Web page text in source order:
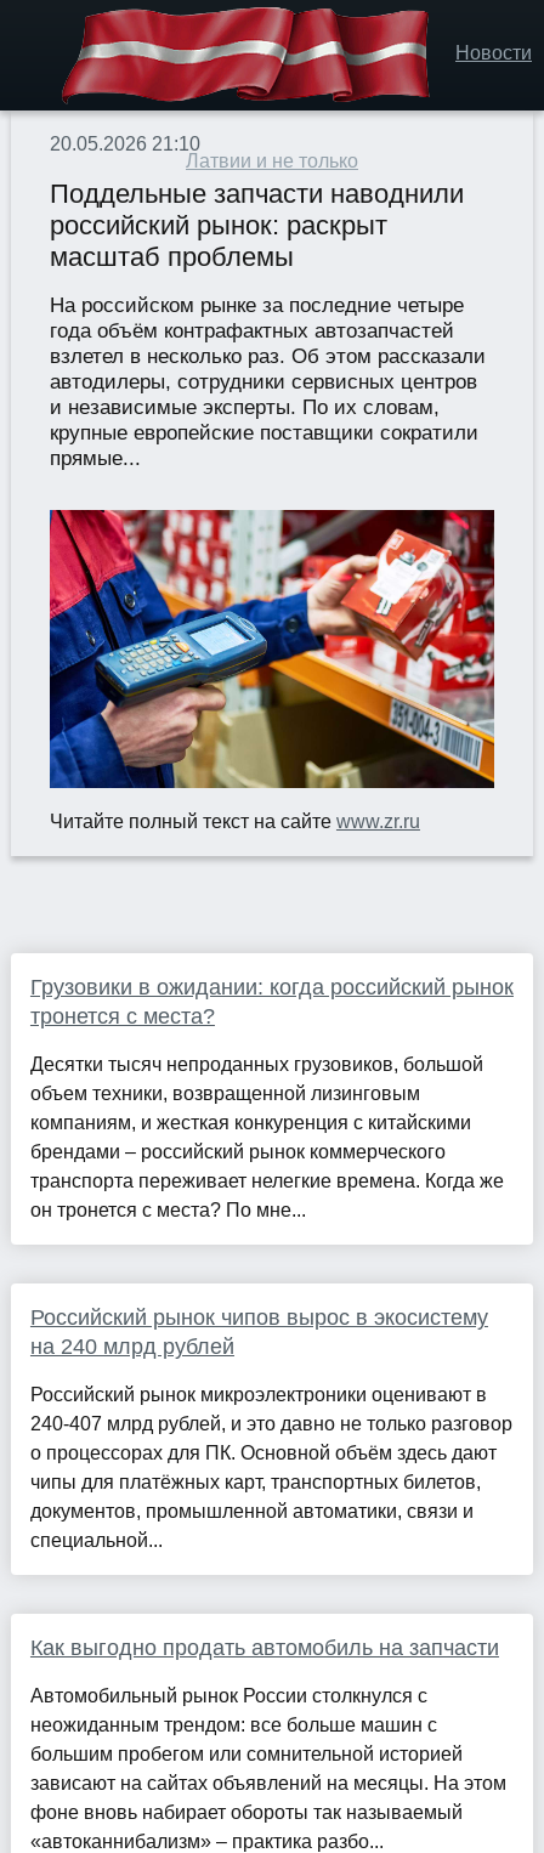
Новости
Латвии и не только
20.05.2026 21:10
Поддельные запчасти наводнили
российский рынок: раскрыт
масштаб проблемы
На российском рынке за последние четыре
года объём контрафактных автозапчастей
взлетел в несколько раз. Об этом рассказали
автодилеры, сотрудники сервисных центров
и независимые эксперты. По их словам,
крупные европейские поставщики сократили
прямые...
Читайте полный текст на сайте www.zr.ru
Грузовики в ожидании: когда российский рынок
тронется с места?
Десятки тысяч непроданных грузовиков, большой
объем техники, возвращенной лизинговым
компаниям, и жесткая конкуренция с китайскими
брендами – российский рынок коммерческого
транспорта переживает нелегкие времена. Когда же
он тронется с места? По мне...
Российский рынок чипов вырос в экосистему
на 240 млрд рублей
Российский рынок микроэлектроники оценивают в
240-407 млрд рублей, и это давно не только разговор
о процессорах для ПК. Основной объём здесь дают
чипы для платёжных карт, транспортных билетов,
документов, промышленной автоматики, связи и
специальной...
Как выгодно продать автомобиль на запчасти
Автомобильный рынок России столкнулся с
неожиданным трендом: все больше машин с
большим пробегом или сомнительной историей
зависают на сайтах объявлений на месяцы. На этом
фоне вновь набирает обороты так называемый
«автоканнибализм» – практика разбо...